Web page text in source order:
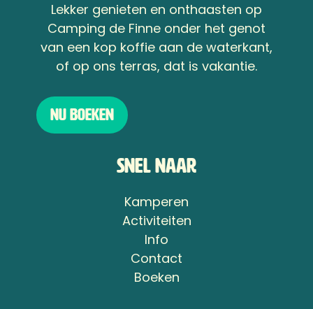
Lekker genieten en onthaasten op
Camping de Finne onder het genot
van een kop koffie aan de waterkant,
of op ons terras, dat is vakantie.
Nu boeken
Snel naar
Kamperen
Activiteiten
Info
Contact
Boeken